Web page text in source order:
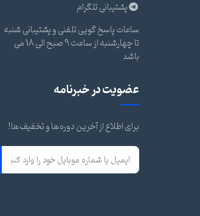
پشتیبانی تلگرام
ساعات پاسخ گویی تلفنی و پشتیبانی شنبه
تا چهارشنبه از ساعت 9 صبح الی 18 می
باشد
عضویت در خبرنامه
برای اطلاع از آخرین دوره‌ها و تخفیف‌ها!